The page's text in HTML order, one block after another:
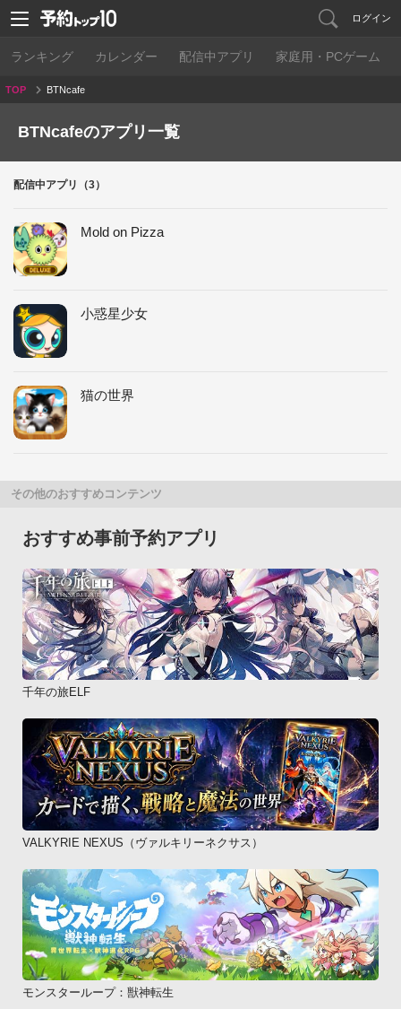
ログイン
ランキング カレンダー 配信中アプリ 家庭用・PCゲーム
TOP BTNcafe
BTNcafeのアプリ一覧
配信中アプリ（3）
Mold on Pizza
小惑星少女
猫の世界
その他のおすすめコンテンツ
おすすめ事前予約アプリ
千年の旅ELF
VALKYRIE NEXUS（ヴァルキリーネクサス）
モンスターループ：獣神転生